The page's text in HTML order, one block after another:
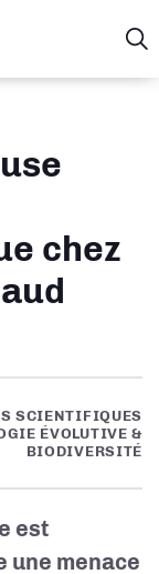
chez
SCIENTIFIQUES
ÉVOLUTIVE &
BIODIVERSITÉ
est
une menace